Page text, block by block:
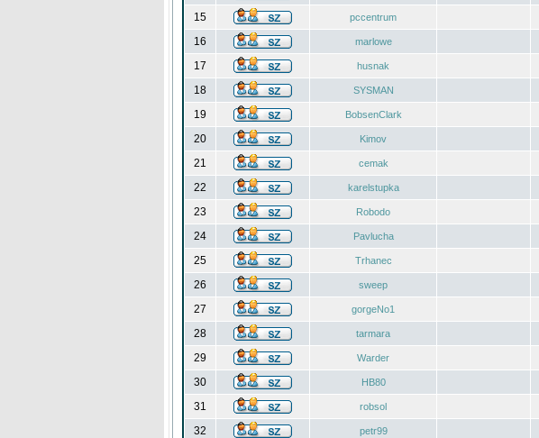
15
pccentrum
16
marlowe
17
husnak
18
SYSMAN
19
BobsenClark
20
Kimov
21
cemak
22
karelstupka
23
Robodo
24
Pavlucha
25
Trhanec
26
sweep
27
gorgeNo1
28
tarmara
29
Warder
30
HB80
31
robsol
32
petr99